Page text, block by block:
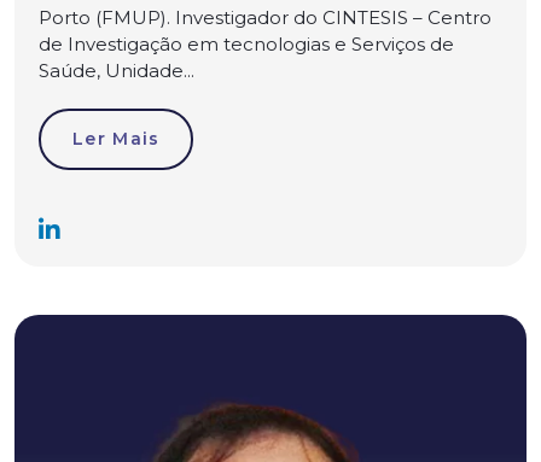
Porto (FMUP). Investigador do CINTESIS – Centro
de Investigação em tecnologias e Serviços de
Saúde, Unidade...
Ler Mais